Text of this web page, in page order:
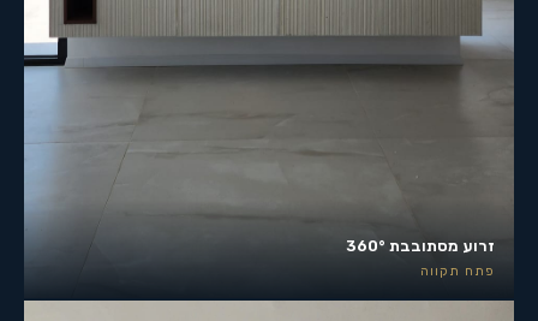
זרוע מסתובבת 360°
פתח תקווה